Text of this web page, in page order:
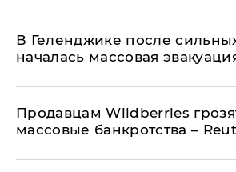
В Геленджике после
началась массовая
Продавцам Wildberries
массовые банкротства –